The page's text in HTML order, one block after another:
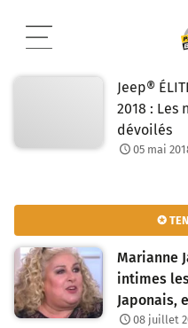
contenu
Jeep®
2018 : Les
dévoilés
05 mai
✪
Marianne
intimes
Japonais,
08 juillet